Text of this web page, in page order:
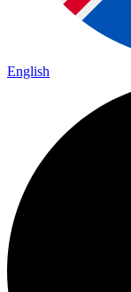
English